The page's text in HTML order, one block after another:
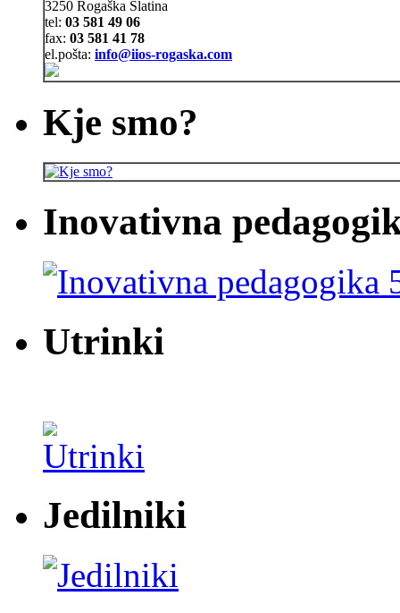
3250 Rogaška Slatina
tel: 03 581 49 06
fax: 03 581 41 78
el.pošta: info@iios-rogaska.com
Kje smo?
Inovativna
Utrinki
Jedilniki